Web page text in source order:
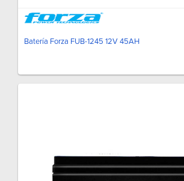
Batería Forza FUB-1245 12V 45AH